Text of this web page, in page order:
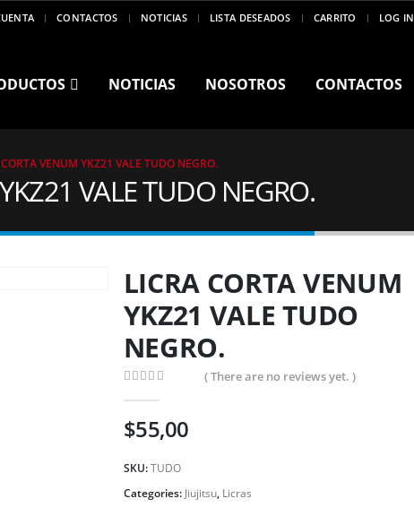
CONTACTOS NOTICIAS LISTA DESEADOS CARRITO LOG IN
NOTICIAS NOSOTROS CONTACTOS
VENUM YKZ21 VALE TUDO NEGRO.
VALE TUDO NEGRO.
LICRA CORTA VENUM
YKZ21 VALE TUDO
NEGRO.
( There are no reviews yet. )
$55,00
SKU:TUDO
Categories: Jiujitsu, Licras